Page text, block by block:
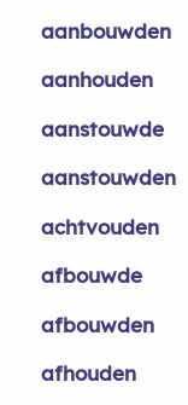
aanbouwden
aanhouden
aanstouwde
aanstouwden
achtvouden
afbouwde
afbouwden
afhouden